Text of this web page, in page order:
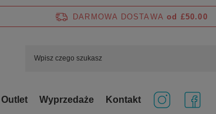
DARMOWA DOSTAWA od £50.00
Outlet Wyprzedaże Kontakt